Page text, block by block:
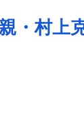
・村上